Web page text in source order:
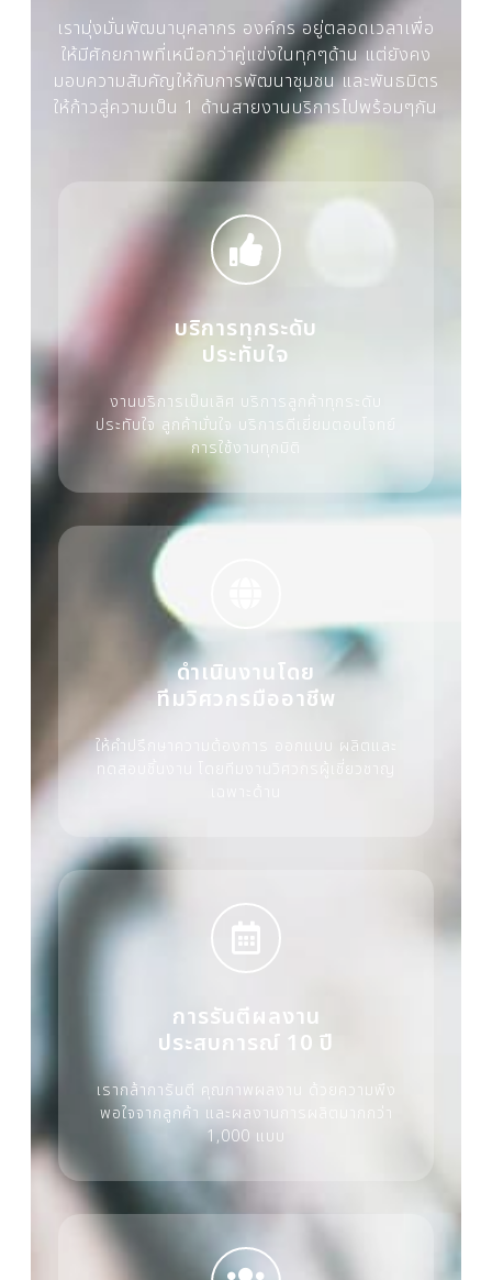
เรามุ่งมั่นพัฒนาบุคลากร องค์กร อยู่ตลอดเวลาเพื่อ
ให้มีศักยภาพที่เหนือกว่าคู่แข่งในทุกๆด้าน แต่ยังคง
มอบความสัมคัญให้กับการพัฒนาชุมชน และพันธมิตร
ให้ก้าวสู่ความเป็น 1 ด้านสายงานบริการไปพร้อมๆกัน
บริการทุกระดับ
ประทับใจ
งานบริการเป็นเลิศ บริการลูกค้าทุกระดับ
ประทับใจ ลูกค้ามั่นใจ บริการดีเยี่ยมตอบโจทย์
การใช้งานทุกมิติ
ดำเนินงานโดย
ทีมวิศวกรมืออาชีพ
ให้คำปรึกษาความต้องการ ออกแบบ ผลิตและ
ทดสอบชิ้นงาน โดยทีมงานวิศวกรผู้เชี่ยวชาญ
การรันตีผลงาน
ประสบการณ์ 10 ปี
เรากล้าการันตี คุณภาพผลงาน ด้วยความพึง
พอใจจากลูกค้า และผลงานการผลิตมากกว่า
1,000 แบบ